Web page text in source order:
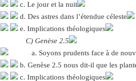
c. Le jour et la nuit
d. Des astres dans l’étendue céleste
e. Implications théologiques
C) Genèse 2.5
a. Soyons prudents face à de
b. Genèse 2.5 nous dit-il que les
c. Implications théologiques